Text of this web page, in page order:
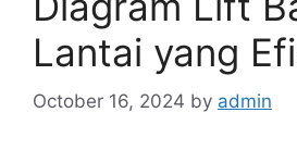
Lantai yang
October 16, 2024 by admin